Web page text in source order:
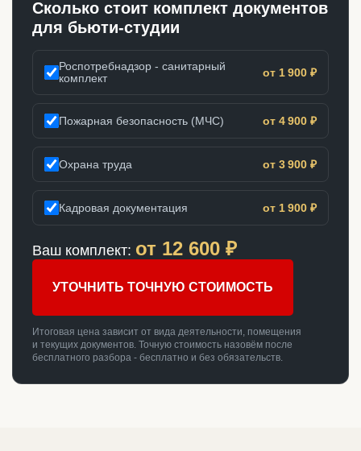
Сколько стоит комплект документов
для бьюти-студии
Роспотребнадзор - санитарный
комплект
от 1 900 ₽
Пожарная безопасность (МЧС) от 4 900 ₽
Охрана труда от 3 900 ₽
Кадровая документация от 1 900 ₽
Ваш комплект: от 12 600 ₽
УТОЧНИТЬ ТОЧНУЮ СТОИМОСТЬ
Итоговая цена зависит от вида деятельности, помещения
и текущих документов. Точную стоимость назовём после
бесплатного разбора - бесплатно и без обязательств.